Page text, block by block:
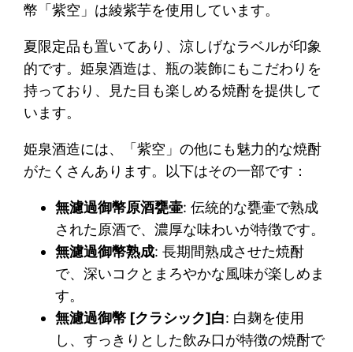
幣「紫空」は綾紫芋を使用しています。
夏限定品も置いてあり、涼しげなラベルが印象
的です。姫泉酒造は、瓶の装飾にもこだわりを
持っており、見た目も楽しめる焼酎を提供して
います。
姫泉酒造には、「紫空」の他にも魅力的な焼酎
がたくさんあります。以下はその一部です：
無濾過御幣原酒甕壷: 伝統的な甕壷で熟成
された原酒で、濃厚な味わいが特徴です。
無濾過御幣熟成: 長期間熟成させた焼酎
で、深いコクとまろやかな風味が楽しめま
す。
無濾過御幣 [クラシック]白: 白麹を使用
し、すっきりとした飲み口が特徴の焼酎で